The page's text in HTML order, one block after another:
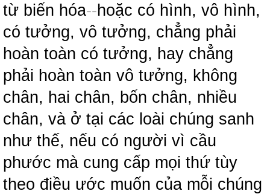
từ biến hóa--hoặc có hình, vô hình,
có tưởng, vô tưởng, chẳng phải
hoàn toàn có tưởng, hay chẳng
phải hoàn toàn vô tưởng, không
chân, hai chân, bốn chân, nhiều
chân, và ở tại các loài chúng sanh
như thế, nếu có người vì cầu
phước mà cung cấp mọi thứ tùy
theo điều ước muốn của mỗi chúng